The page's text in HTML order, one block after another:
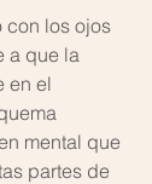
con los ojos
a que la
en el
mental que
partes de